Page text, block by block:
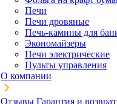
Печи
Печи дровяные
Печь-камины для
Экономайзеры
Печи электрические
Пульты управления
О компании
Отзывы Гарантия и возврат